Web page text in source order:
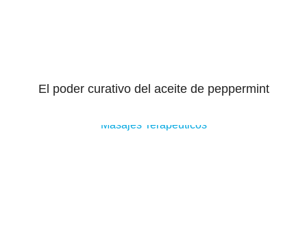
El poder curativo del aceite de peppermint
Masajes Terapeuticos